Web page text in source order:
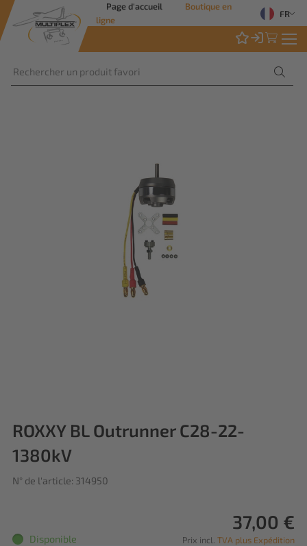
Page d'accueil
Boutique en
ligne
FR
ROXXY BL Outrunner C28-22-
1380kV
N° de l'article: 314950
37,00 €
Prix incl. TVA plus Expédition
Disponible